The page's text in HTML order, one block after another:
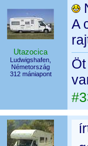
Utazocica
Ludwigshafen,
Németország
312 mániapont
A